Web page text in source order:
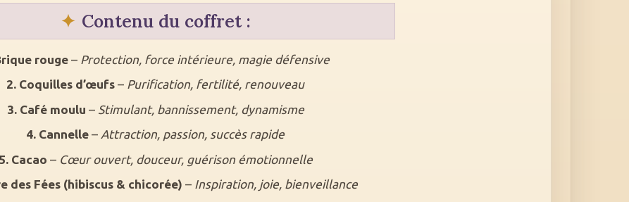
Contenu du coffret :
rouge – Protection, force intérieure, magie défensive
2. Coquilles d’œufs – Purification, fertilité, renouveau
3. Café moulu – Stimulant, bannissement, dynamisme
4. Cannelle – Attraction, passion, succès rapide
5. Cacao – Cœur ouvert, douceur, guérison émotionnelle
des Fées (hibiscus & chicorée) – Inspiration, joie, bienveillance